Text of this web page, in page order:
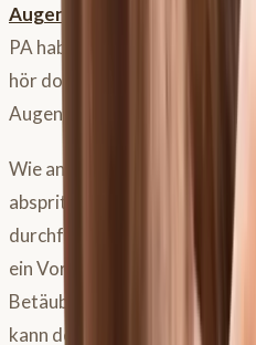
Augenentzündung
kann
PA habe ich dir eine
hör dort rein, um mehr über
Augenerkrankung beim Pferd
Wie an den Beinen kann man
abspritzen, also eine
durchführen. Wie bei den
ein Vorher-Nachher-Effekt,
Betäubung) positiv, d.h. die
kann der Nerv
chirurgisch